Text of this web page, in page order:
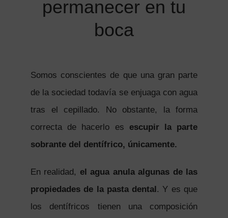
permanecer en tu
boca
Somos conscientes de que una gran parte
de la sociedad todavía se enjuaga con agua
tras el cepillado. No obstante, la forma
correcta de hacerlo es escupir la parte
sobrante del dentífrico, únicamente.
En realidad, el agua anula algunas de las
propiedades de la pasta dental. Y es que
los dentífricos tienen una composición